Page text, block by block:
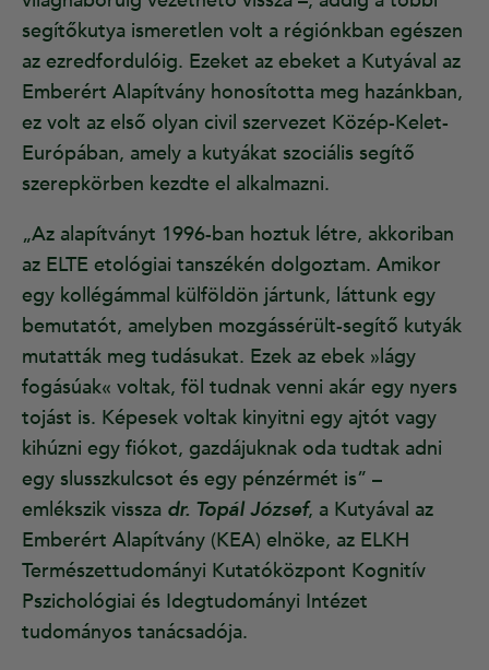
segítőkutya ismeretlen volt a régiónkban egészen
az ezredfordulóig. Ezeket az ebeket a Kutyával az
Emberért Alapítvány honosította meg hazánkban,
ez volt az első olyan civil szervezet Közép-Kelet-
Európában, amely a kutyákat szociális segítő
szerepkörben kezdte el alkalmazni.
„Az alapítványt 1996-ban hoztuk létre, akkoriban
az ELTE etológiai tanszékén dolgoztam. Amikor
egy kollégámmal külföldön jártunk, láttunk egy
bemutatót, amelyben mozgássérült-segítő kutyák
mutatták meg tudásukat. Ezek az ebek »lágy
fogásúak« voltak, föl tudnak venni akár egy nyers
tojást is. Képesek voltak kinyitni egy ajtót vagy
kihúzni egy fiókot, gazdájuknak oda tudtak adni
egy slusszkulcsot és egy pénzérmét is” –
emlékszik vissza dr. Topál József, a Kutyával az
Emberért Alapítvány (KEA) elnöke, az ELKH
Természettudományi Kutatóközpont Kognitív
Pszichológiai és Idegtudományi Intézet
tudományos tanácsadója.